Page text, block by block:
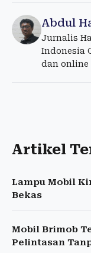
Abdul
Jurnalis
Indonesia
dan online
Artikel
Lampu Mobil
Bekas
Mobil Brimob
Pelintasan